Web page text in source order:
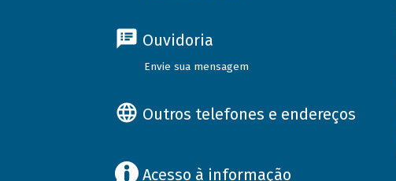
Ouvidoria
Envie sua mensagem
Outros telefones e endereços
Acesso à informação